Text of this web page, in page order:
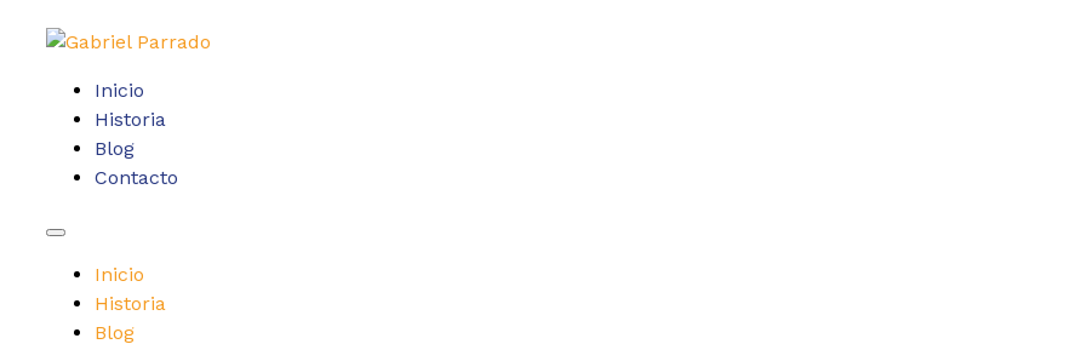
Inicio
Historia
Blog
Contacto
Inicio
Historia
Blog